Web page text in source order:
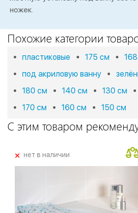
ножек.
Похожие категории
пластиковые 175 см
под акриловую ванну
180 см
140 см 130 см
170 см
160 см 150 см
С этим товаром
+нет в наличии